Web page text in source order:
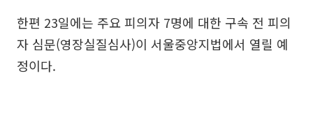
한편 23일에는 주요 피의자 7명에 대한 구속 전 피의
자 심문(영장실질심사)이 서울중앙지법에서 열릴 예
정이다.